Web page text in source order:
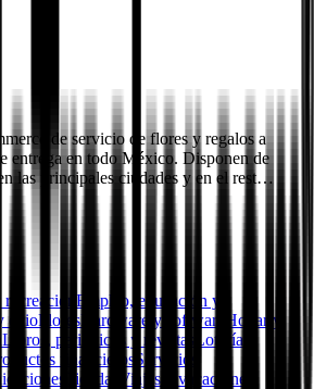
de servicio de flores y regalos a
entrega en todo México. Disponen de
las principales ciudades y en el rest…
Empleo, educación y
ocioFloresHardware y software
Hogar y
Libros, periódicos y revistas Lotería y
financieros Servicios
Tiendas Viajes y vacaciones